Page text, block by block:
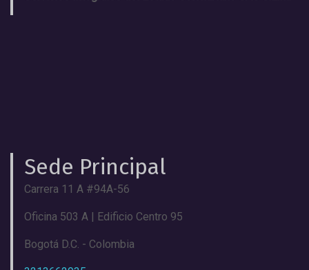
Sede Principal
Carrera 11 A #94A-56
Oficina 503 A | Edificio Centro 95
Bogotá D.C. - Colombia